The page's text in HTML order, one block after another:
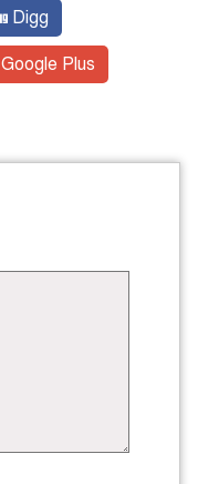
Digg
Google Plus